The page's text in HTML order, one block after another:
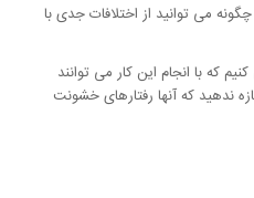
می توانید از اختلافات جدی با
که با انجام این کار می توانند
ندهید که آنها رفتارهای خشونت